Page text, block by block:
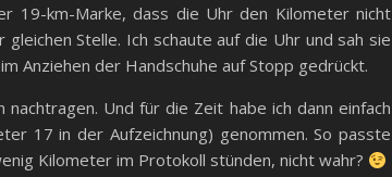
19-km-Marke, dass die Uhr den Kilometer nicht
Stelle. Ich schaute auf die Uhr und sah sie
Anziehen der Handschuhe auf Stopp gedrückt.
Und für die Zeit habe ich dann einfach
17 in der Aufzeichnung) genommen. So passte
Kilometer im Protokoll stünden, nicht wahr?